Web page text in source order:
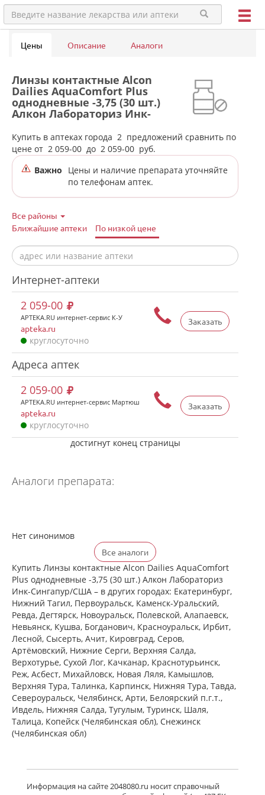
Цены Описание Аналоги
Линзы контактные Alcon
Dailies AquaComfort Plus
однодневные -3,75 (30 шт.)
Алкон Лабораториз Инк-
Сингапур/США в аптеках
города Каменск-Уральского
Купить в аптеках города 2 предложений сравнить по
цене от 2 059-00 до 2 059-00 руб.
Важно
Цены и наличие препарата уточняйте
по телефонам аптек.
Все районы
Ближайшие аптеки
По низкой цене
Интернет-аптеки
Заказать
2 059-00
APTEKA.RU интернет-сервис К-У
apteka.ru
круглосуточно
Адреса аптек
Заказать
2 059-00
APTEKA.RU интернет-сервис Мартюш
apteka.ru
круглосуточно
достигнут конец страницы
Аналоги препарата:
Нет синонимов
Все аналоги
Купить Линзы контактные Alcon Dailies AquaComfort
Plus однодневные -3,75 (30 шт.) Алкон Лабораториз
Инк-Сингапур/США – в других городах: Екатеринбург,
Нижний Тагил, Первоуральск, Каменск-Уральский,
Ревда, Дегтярск, Новоуральск, Полевской, Алапаевск,
Невьянск, Кушва, Богданович, Красноуральск, Ирбит,
Лесной, Сысерть, Ачит, Кировград, Серов,
Артёмовский, Нижние Cерги, Верхняя Салда,
Верхотурье, Сухой Лог, Качканар, Краснотурьинск,
Реж, Асбест, Михайловск, Новая Ляля, Камышлов,
Верхняя Тура, Талинка, Карпинск, Нижняя Тура, Тавда,
Североуральск, Челябинск, Арти, Белоярский п.г.т.,
Ивдель, Нижняя Салда, Тугулым, Туринск, Шаля,
Талица, Копейск (Челябинская обл), Снежинск
(Челябинская обл)
Информация на сайте 2048080.ru носит справочный